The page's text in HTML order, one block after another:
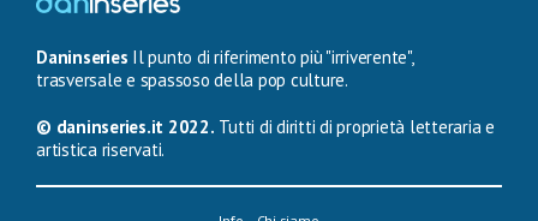
Daninseries Il punto di riferimento più "irriverente",
trasversale e spassoso della pop culture.
© daninseries.it 2022. Tutti di diritti di proprietà letteraria e
artistica riservati.